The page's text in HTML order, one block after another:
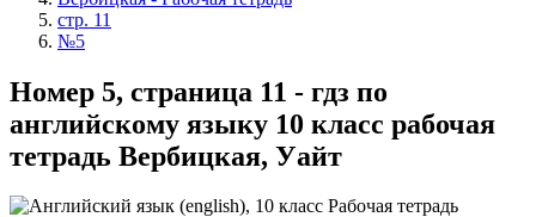
стр. 11
№5
Номер 5, страница 11 - гдз по
английскому языку 10 класс рабочая
тетрадь Вербицкая, Уайт